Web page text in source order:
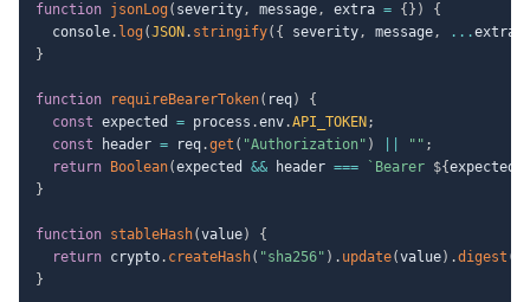
function jsonLog ( severity, message, extra = { } )
{
  console
. log (JSON . stringify( { severity, message, ...extra
}
function requireBearerToken( req)
{
const expected = process .env.API_TOKEN ;
const header = req.get ( "Authorization" ) "" ;
return
Boolean(expected && header === ` Bearer ${expected
}
function stableHash(value)
{
return crypto. createHash( "sha256" ) . update(value) .digest (
}